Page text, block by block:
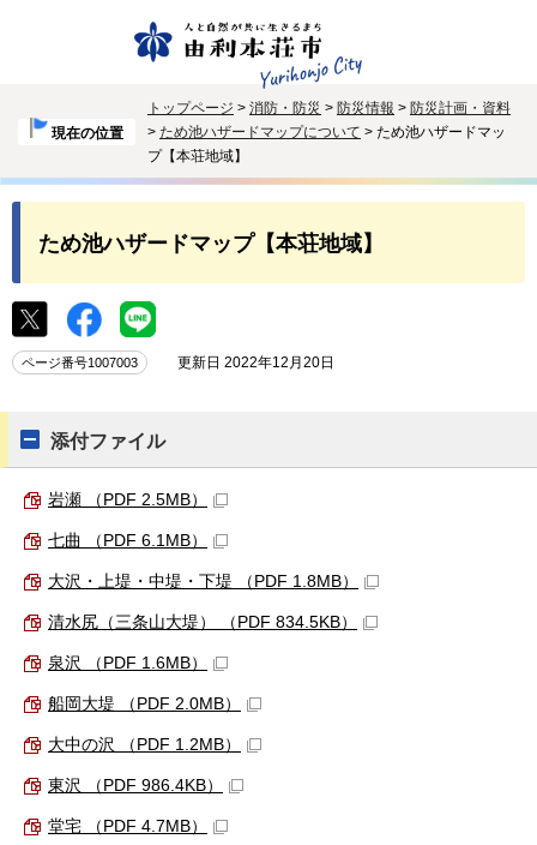
現在の位置
トップページ > 消防・防災 > 防災情報 > 防災計画・資料
> ため池ハザードマップについて > ため池ハザードマッ
プ【本荘地域】
ため池ハザードマップ【本荘地域】
ページ番号1007003 更新日 2022年12月20日
添付ファイル
岩瀬 （PDF 2.5MB）
七曲 （PDF 6.1MB）
大沢・上堤・中堤・下堤 （PDF 1.8MB）
清水尻（三条山大堤） （PDF 834.5KB）
泉沢 （PDF 1.6MB）
船岡大堤 （PDF 2.0MB）
大中の沢 （PDF 1.2MB）
東沢 （PDF 986.4KB）
堂宅 （PDF 4.7MB）